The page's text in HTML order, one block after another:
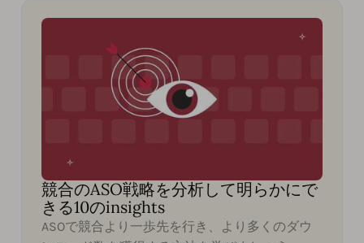
競合のASO戦略を分析して明らかにで
きる10のinsights
ASOで競合より一歩先を行き、より多くのダウ